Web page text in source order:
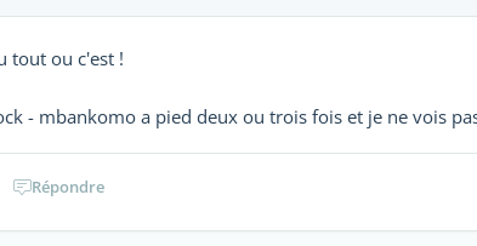
tout ou c'est !
- mbankomo a pied deux ou trois fois et je ne vois
Répondre